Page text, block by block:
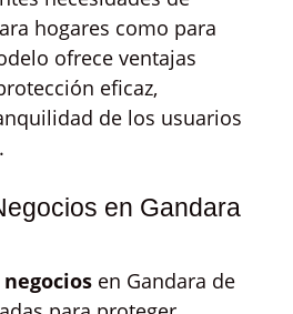
hogares como para
ofrece ventajas
eficaz,
de los usuarios
en Gandara
en Gandara de